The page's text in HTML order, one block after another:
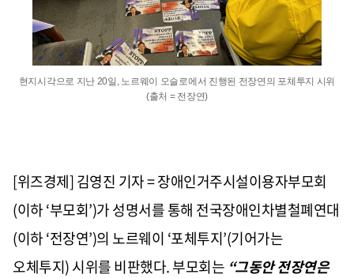
현지시각으로 지난 20일, 노르웨이 오슬로에서 진행된 전장연의 포체투지 시위
(출처 = 전장연)
[위즈경제] 김영진 기자 = 장애인거주시설이용자부모회
(이하‘부모회’)가 성명서를 통해 전국장애인차별철폐연대
(이하‘전장연’)의 노르웨이 ‘포체투지’(기어가는
오체투지)시위를 비판했다.부모회는 “그동안 전장연은